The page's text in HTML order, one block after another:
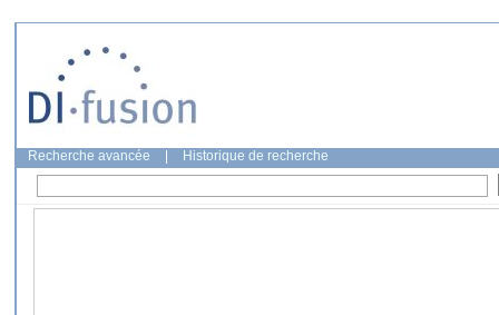
Recherche avancée Historique de recherche